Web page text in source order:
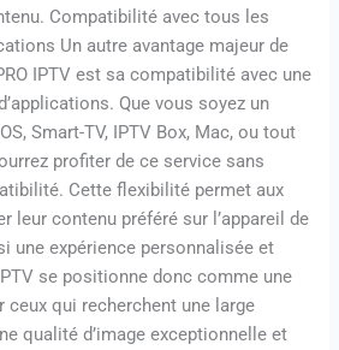
Compatibilité avec tous les
Un autre avantage majeur de
IPTV est sa compatibilité avec une
Que vous soyez un
Smart-TV, IPTV Box, Mac, ou tout
profiter de ce service sans
Cette flexibilité permet aux
leur contenu préféré sur l’appareil de
une expérience personnalisée et
se positionne donc comme une
qui recherchent une large
qualité d’image exceptionnelle et